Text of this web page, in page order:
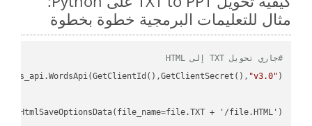
مثال للتعليمات البرمجية خطوة بخطوة
#جاري تحويل TXT إلى HTML
"v3.0"